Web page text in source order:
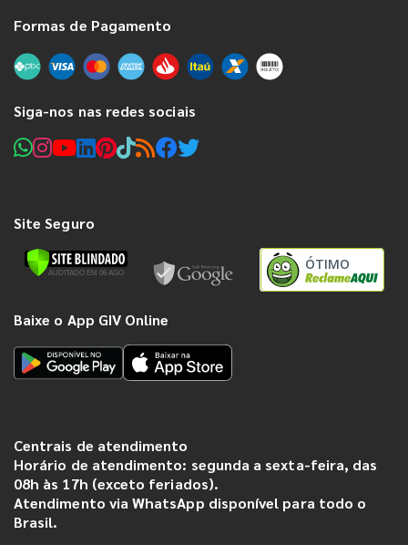
Formas de Pagamento
Siga-nos nas redes sociais
Site Seguro
ÓTIMO
Baixe o App GIV Online
Centrais de atendimento
Horário de atendimento: segunda a sexta-feira, das
08h às 17h (exceto feriados).
Atendimento via WhatsApp disponível para todo o
Brasil.